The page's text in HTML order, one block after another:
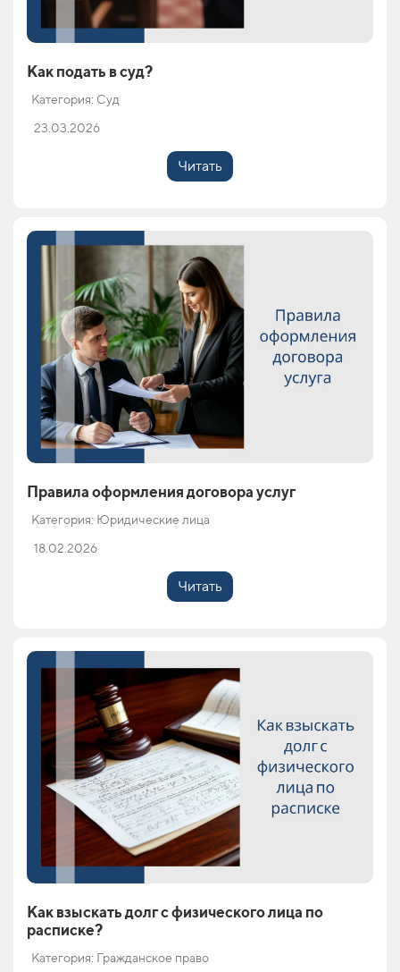
Как подать в суд?
Категория: Суд
23.03.2026
Читать
Правила оформления договора услуг
Категория: Юридические лица
18.02.2026
Читать
Как взыскать долг с физического лица по
расписке?
Категория: Гражданское право